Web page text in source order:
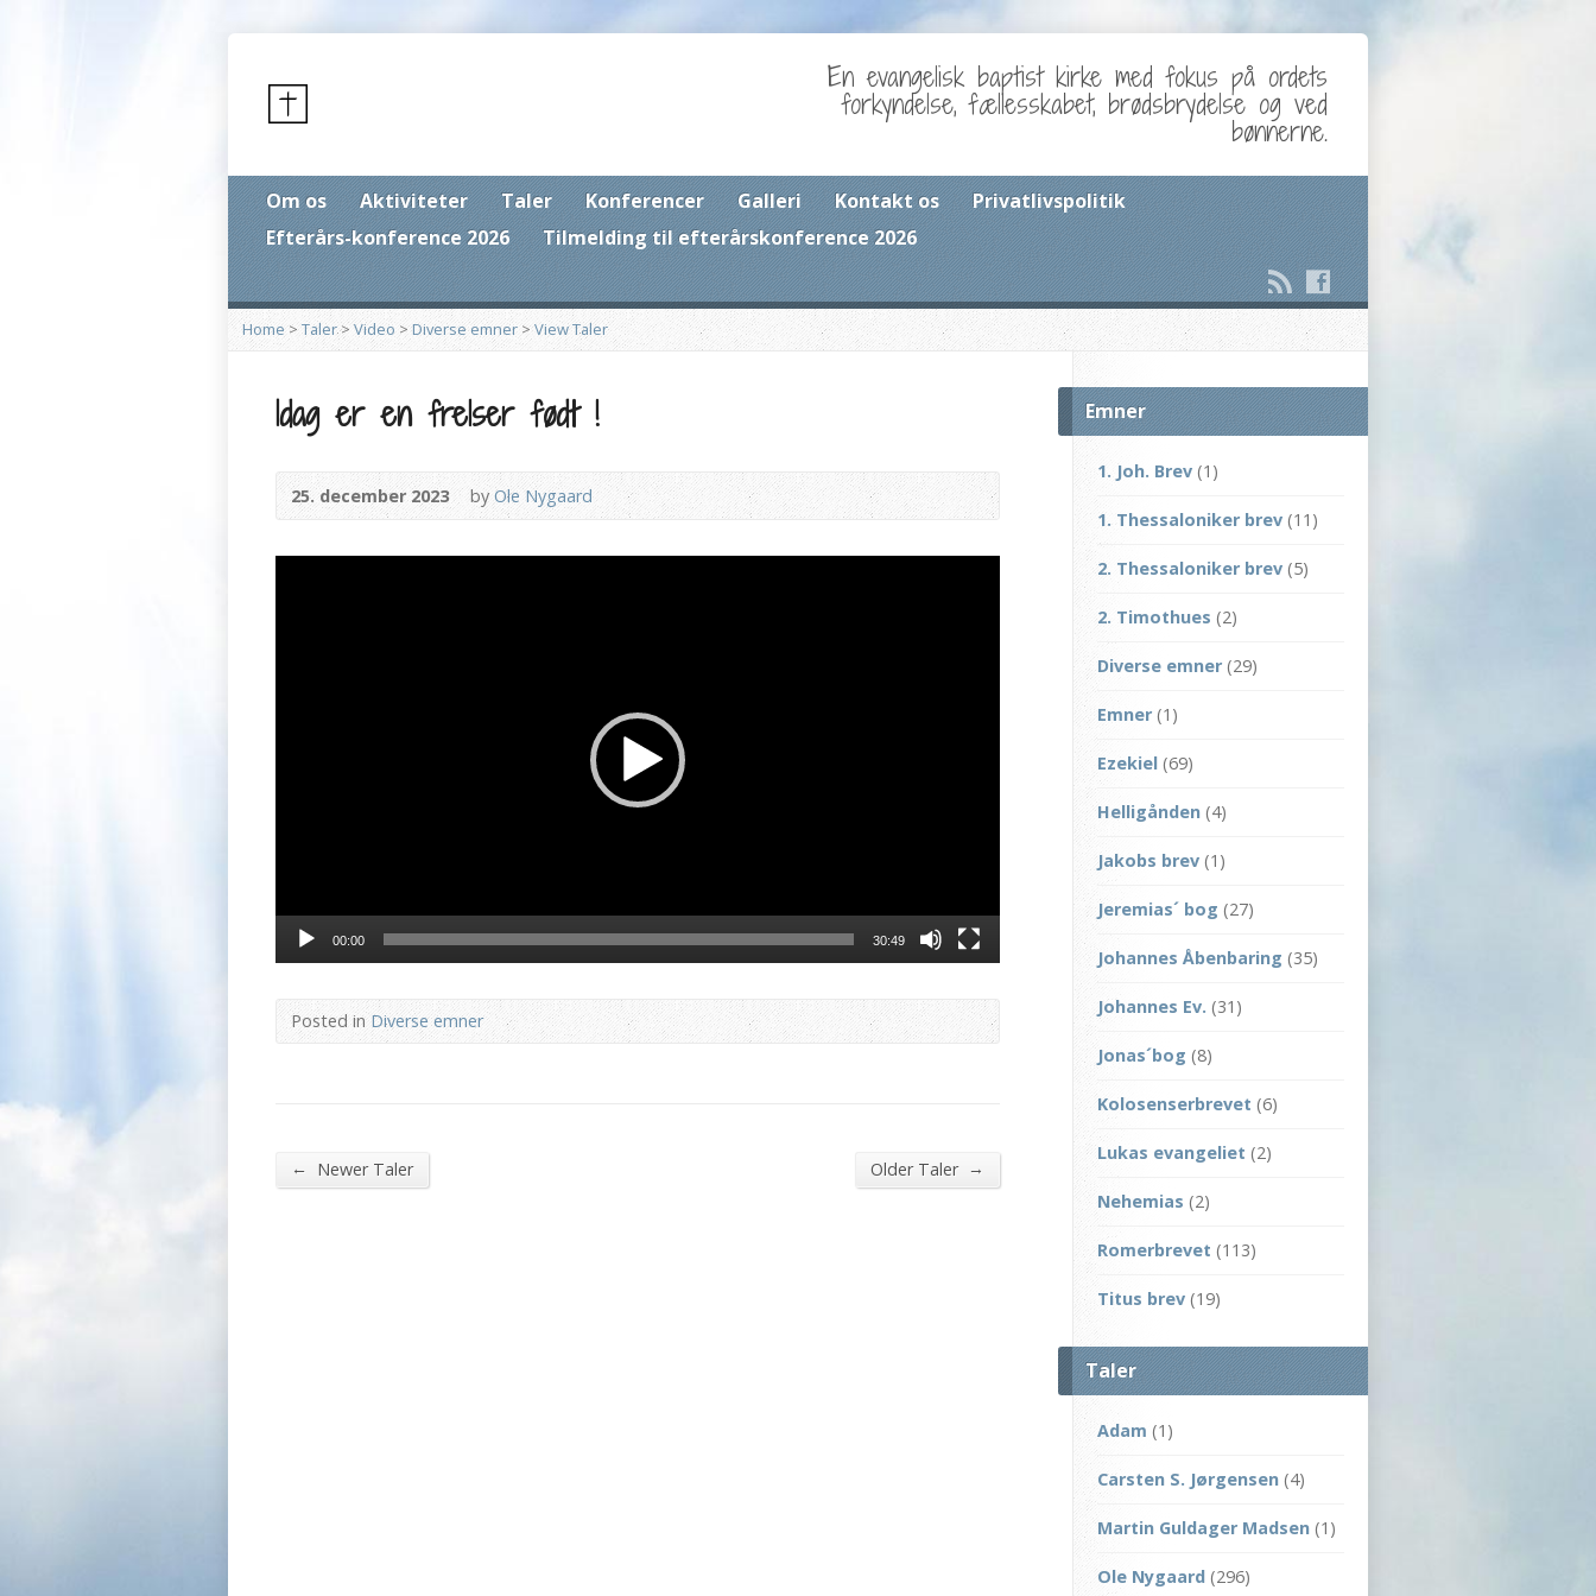
En evangelisk baptist kirke med fokus på ordets
forkyndelse, fællesskabet, brødsbrydelse og ved
bønnerne.
Om os Aktiviteter Taler Konferencer Galleri Kontakt os
Privatlivspolitik
Efterårs-konference 2026
Tilmelding til efterårskonference 2026
Home > Taler>Video >Diverse emner >View Taler
Idag er en frelser født !
25. december 2023 byOle Nygaard
00:00 30:49
Posted inDiverse emner
← Newer Taler Older Taler →
Emner
1. Joh. Brev (1)
1. Thessaloniker brev (11)
2. Thessaloniker brev (5)
2. Timothues (2)
Diverse emner (29)
Emner (1)
Ezekiel (69)
Helligånden (4)
Jakobs brev (1)
Jeremias´ bog (27)
Johannes Åbenbaring (35)
Johannes Ev. (31)
Jonas´bog (8)
Kolosenserbrevet (6)
Lukas evangeliet (2)
Nehemias (2)
Romerbrevet (113)
Titus brev (19)
Taler
Adam (1)
Carsten S. Jørgensen (4)
Martin Guldager Madsen (1)
Ole Nygaard (296)